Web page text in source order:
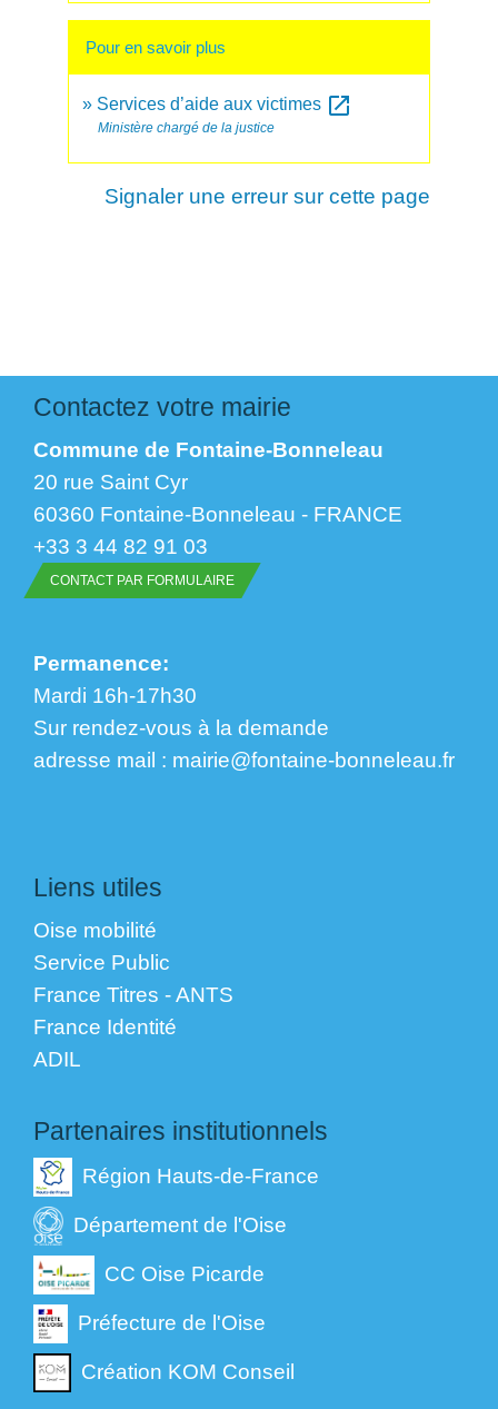
Pour en savoir plus
Services d’aide aux victimes open_in_new
Ministère chargé de la justice
Signaler une erreur sur cette page
Contactez votre mairie
Commune de Fontaine-Bonneleau
20 rue Saint Cyr
60360 Fontaine-Bonneleau - FRANCE
+33 3 44 82 91 03
CONTACT PAR FORMULAIRE
Permanence:
Mardi 16h-17h30
Sur rendez-vous à la demande
​​​​​​​adresse mail : mairie@fontaine-bonneleau.fr
Liens utiles
Oise mobilité
Service Public
France Titres - ANTS
France Identité
ADIL
Partenaires institutionnels
Région Hauts-de-France
Département de l'Oise
CC Oise Picarde
Préfecture de l'Oise
Création KOM Conseil